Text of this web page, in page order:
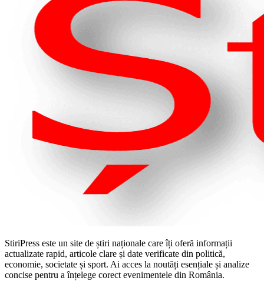
StiriPress este un site de știri naționale care îți oferă informații
actualizate rapid, articole clare și date verificate din politică,
economie, societate și sport. Ai acces la noutăți esențiale și analize
concise pentru a înțelege corect evenimentele din România.